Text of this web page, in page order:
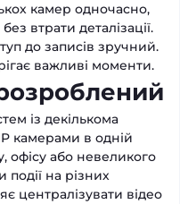
камер одночасно,
втрати деталізації.
до записів зручний.
важливі моменти.
із декількома
камерами в одній
офісу або невеликого
події на різних
централізувати відео